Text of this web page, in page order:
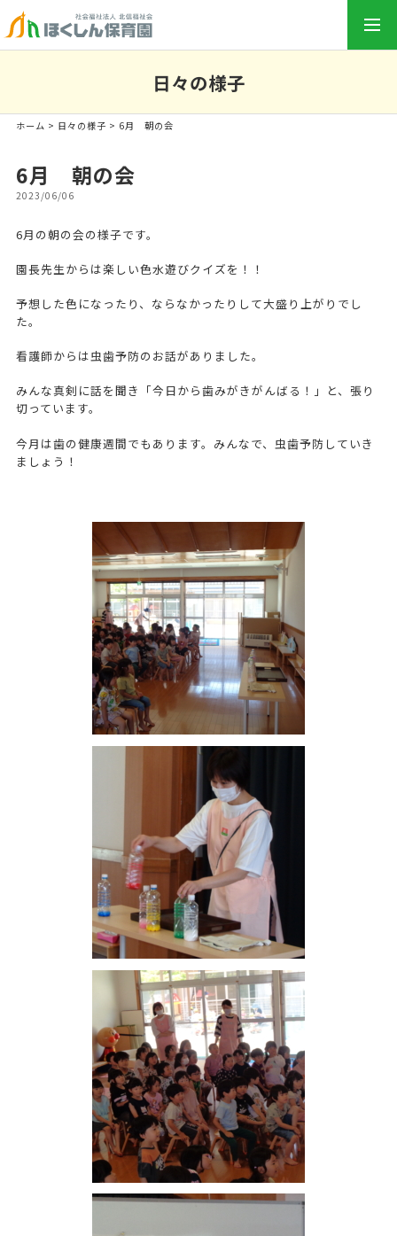
日々の様子
ホーム > 日々の様子 > 6月 朝の会
6月 朝の会
2023/06/06
6月の朝の会の様子です。
園長先生からは楽しい色水遊びクイズを！！
予想した色になったり、ならなかったりして大盛り上がりでし
た。
看護師からは虫歯予防のお話がありました。
みんな真剣に話を聞き「今日から歯みがきがんばる！」と、張り
切っています。
今月は歯の健康週間でもあります。みんなで、虫歯予防していき
ましょう！